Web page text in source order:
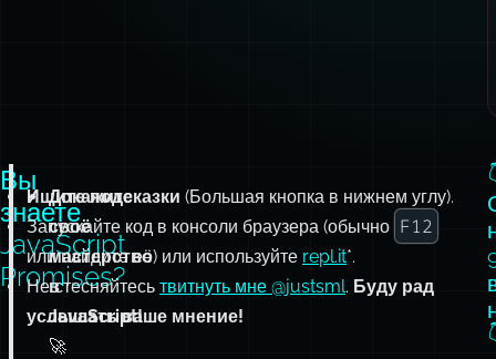
Вы
знаете
JavaScript
Promises?
Докажите
своё
мастерство
в
JavaScript!
🚀
Ищите подсказки (Большая кнопка в нижнем углу).
Запускайте код в консоли браузера (обычно F12
или найдите её) или используйте repl.it*.
Не стесняйтесь твитнуть мне @justsml. Буду рад
услышать ваше мнение!